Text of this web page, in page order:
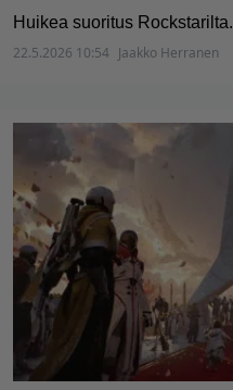
Huikea suoritus Rockstarilta.
22.5.2026 10:54 Jaakko Herranen